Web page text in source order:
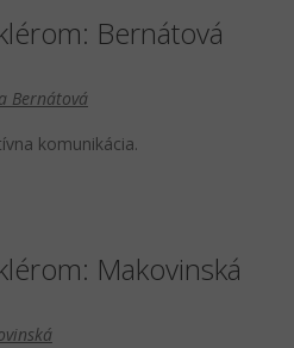
Bernátová
Bernátová
komunikácia.
Makovinská